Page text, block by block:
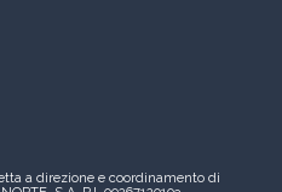
a direzione e coordinamento di